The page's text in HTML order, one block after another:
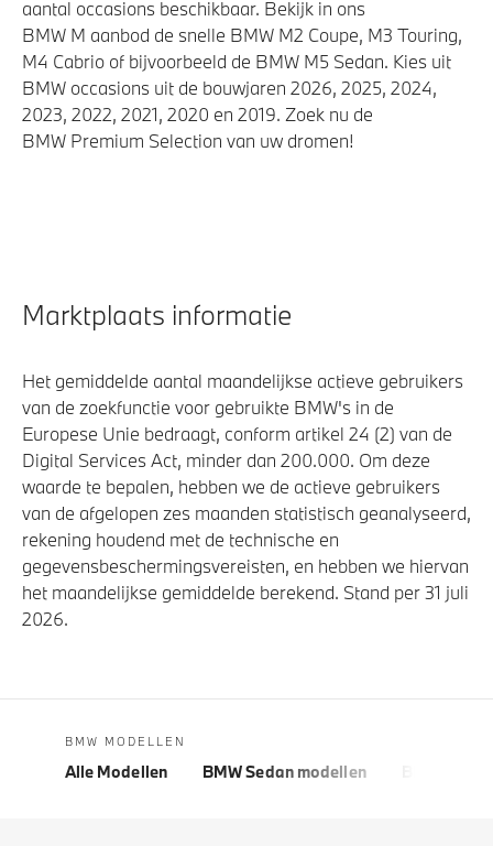
aantal occasions beschikbaar. Bekijk in ons
BMW M aanbod de snelle BMW M2 Coupe, M3 Touring,
M4 Cabrio of bijvoorbeeld de BMW M5 Sedan. Kies uit
BMW occasions uit de bouwjaren 2026, 2025, 2024,
2023, 2022, 2021, 2020 en 2019. Zoek nu de
BMW Premium Selection van uw dromen!
Marktplaats informatie
Het gemiddelde aantal maandelijkse actieve gebruikers
van de zoekfunctie voor gebruikte BMW's in de
Europese Unie bedraagt, conform artikel 24 (2) van de
Digital Services Act, minder dan 200.000. Om deze
waarde te bepalen, hebben we de actieve gebruikers
van de afgelopen zes maanden statistisch geanalyseerd,
rekening houdend met de technische en
gegevensbeschermingsvereisten, en hebben we hiervan
het maandelijkse gemiddelde berekend. Stand per 31 juli
2026.
BMW MODELLEN
Alle Modellen BMW Sedan modellen